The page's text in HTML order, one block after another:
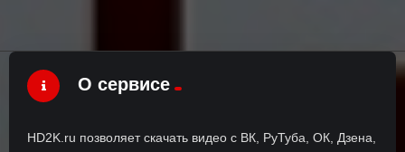
О сервисе
HD2K.ru позволяет скачать видео с ВК, РуТуба, ОК, Дзена,